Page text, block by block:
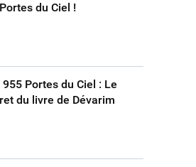
la maladie : La Ségoula du Rav
du Ciel !
955 Portes du Ciel : Le
du livre de Dévarim